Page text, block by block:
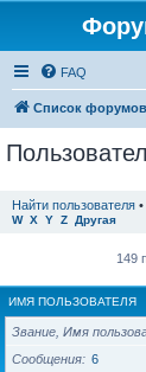
FAQ
Список форумов
Найти пользователя •
W X Y Z Другая
149
ИМЯ ПОЛЬЗОВАТЕЛЯ
Звание, Имя
Сообщения
6